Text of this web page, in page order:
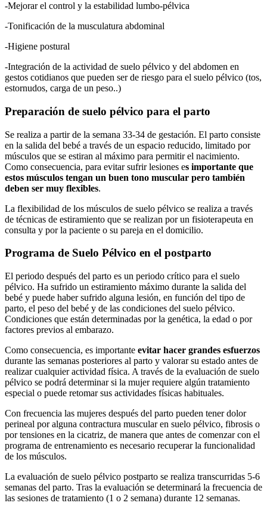
-Mejorar el control y la estabilidad lumbo-pélvica
-Tonificación de la musculatura abdominal
-Higiene postural
-Integración de la actividad de suelo pélvico y del abdomen en
gestos cotidianos que pueden ser de riesgo para el suelo pélvico (tos,
estornudos, carga de un peso..)
Preparación de suelo pélvico para el parto
Se realiza a partir de la semana 33-34 de gestación. El parto consiste
en la salida del bebé a través de un espacio reducido, limitado por
músculos que se estiran al máximo para permitir el nacimiento.
Como consecuencia, para evitar sufrir lesiones es importante que
estos músculos tengan un buen tono muscular pero también
deben ser muy flexibles.
La flexibilidad de los músculos de suelo pélvico se realiza a través
de técnicas de estiramiento que se realizan por un fisioterapeuta en
consulta y por la paciente o su pareja en el domicilio.
Programa de Suelo Pélvico en el postparto
El periodo después del parto es un periodo crítico para el suelo
pélvico. Ha sufrido un estiramiento máximo durante la salida del
bebé y puede haber sufrido alguna lesión, en función del tipo de
parto, el peso del bebé y de las condiciones del suelo pélvico.
Condiciones que están determinadas por la genética, la edad o por
factores previos al embarazo.
Como consecuencia, es importante evitar hacer grandes esfuerzos
durante las semanas posteriores al parto y valorar su estado antes de
realizar cualquier actividad física. A través de la evaluación de suelo
pélvico se podrá determinar si la mujer requiere algún tratamiento
especial o puede retomar sus actividades físicas habituales.
Con frecuencia las mujeres después del parto pueden tener dolor
perineal por alguna contractura muscular en suelo pélvico, fibrosis o
por tensiones en la cicatriz, de manera que antes de comenzar con el
programa de entrenamiento es necesario recuperar la funcionalidad
de los músculos.
La evaluación de suelo pélvico postparto se realiza transcurridas 5-6
semanas del parto. Tras la evaluación se determinará la frecuencia de
las sesiones de tratamiento (1 o 2 semana) durante 12 semanas.